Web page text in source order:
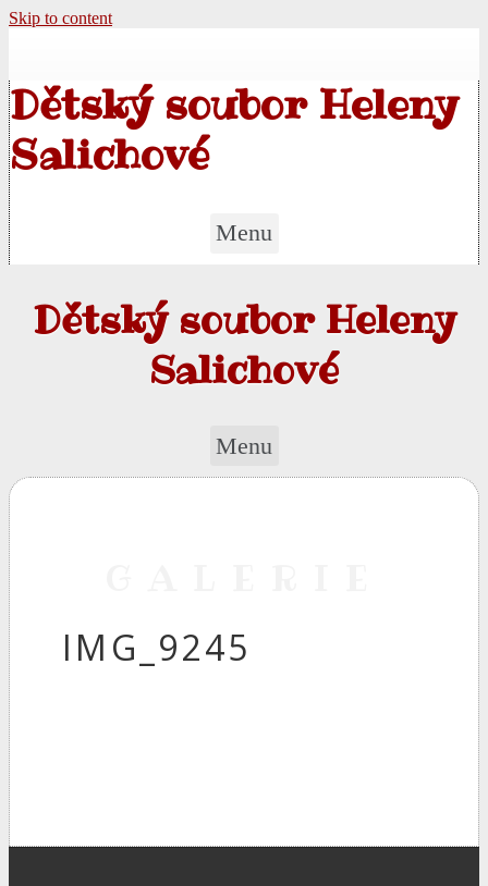
Skip to content
Dětský soubor Heleny
Salichové
Menu
Dětský soubor Heleny
Salichové
Menu
IMG_9245